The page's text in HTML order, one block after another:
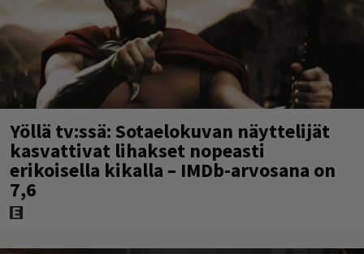
Yöllä tv:ssä: Sotaelokuvan näyttelijät
kasvattivat lihakset nopeasti
erikoisella kikalla – IMDb-arvosana on
7,6